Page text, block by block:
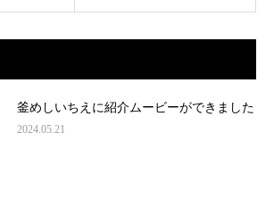
釜めしいちえに紹介ムービーができました
2024.05.21